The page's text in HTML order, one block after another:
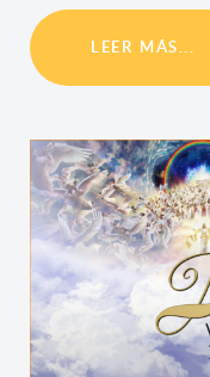
LEER MÁS...